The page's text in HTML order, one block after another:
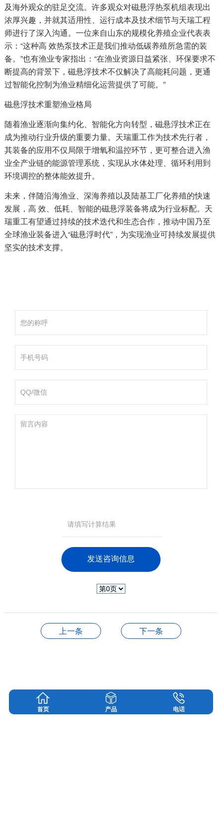
及海外观众的驻足交流。许多观众对磁悬浮热泵机组表现出
浓厚兴趣，并就其适用性、运行成本及技术细节与天瑞工程
师进行了深入沟通。一位来自山东的规模化养殖企业代表表
示：“这种高 效热泵技术正是我们推动低碳养殖所急需的装
备。”也有渔业专家指出：“在渔业资源日益紧张、环保要求不
断提高的背景下，磁悬浮技术不仅解决了高能耗问题，更通
过智能化控制为渔业精细化运营提供了可能。”
磁悬浮技术重塑渔业格局
随着渔业逐渐向集约化、智能化方向转型，磁悬浮技术正在
成为推动行业升级的重要力量。天瑞重工作为技术先行者，
其装备的应用不仅局限于增氧和温控环节，更可整合进入渔
业全产业链的能源管理系统，实现从水体处理、循环利用到
环境调控的整体能效提升。
未来，伴随沿海渔业、深海养殖以及陆基工厂化养殖的快速
发展，高 效、低耗、智能的磁悬浮装备将成为行业标配。天
瑞重工有望通过持续的技术迭代和生态合作，推动中国乃至
全球渔业装备进入“磁悬浮时代”，为实现渔业可持续发展提供
坚实的技术支撑。
上一条 下一条
产品展示
首页 产品 电话